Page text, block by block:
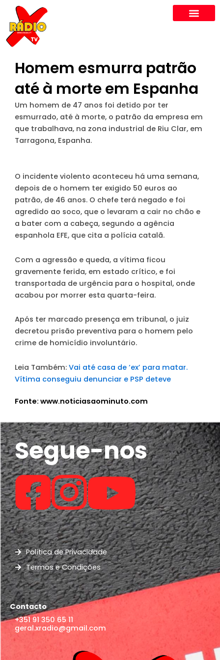
content
Homem esmurra patrão
até à morte em Espanha
Um homem de 47 anos foi detido por ter
esmurrado, até à morte, o patrão da empresa em
que trabalhava, na zona industrial de Riu Clar, em
Tarragona, Espanha.
O incidente violento aconteceu há uma semana,
depois de o homem ter exigido 50 euros ao
patrão, de 46 anos. O chefe terá negado e foi
agredido ao soco, que o levaram a cair no chão e
a bater com a cabeça, segundo a agência
espanhola EFE, que cita a polícia catalã.
Com a agressão e queda, a vítima ficou
gravemente ferida, em estado crítico, e foi
transportada de urgência para o hospital, onde
acabou por morrer esta quarta-feira.
Após ter marcado presença em tribunal, o juiz
decretou prisão preventiva para o homem pelo
crime de homicídio involuntário.
Leia Também: Vai até casa de ‘ex’ para matar.
Vítima conseguiu denunciar e PSP deteve
Fonte: www.noticiasaominuto.com
Segue-nos
Política de Privacidade
Termos e Condições
Contacto
+351 91 350 65 11
geral.xradio@gmail.com